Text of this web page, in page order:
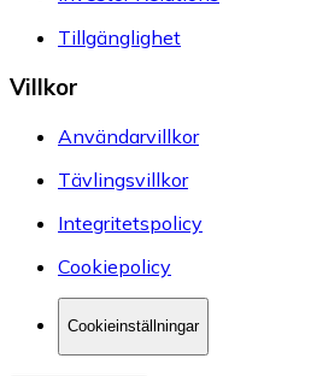
Tillgänglighet
Villkor
Användarvillkor
Tävlingsvillkor
Integritetspolicy
Cookiepolicy
Cookieinställningar